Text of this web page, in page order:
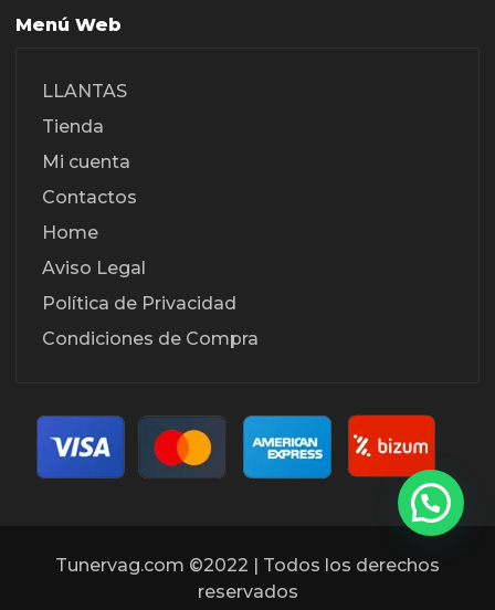
Menú Web
LLANTAS
Tienda
Mi cuenta
Contactos
Home
Aviso Legal
Política de Privacidad
Condiciones de Compra
Tunervag.com ©2022 | Todos los derechos
reservados